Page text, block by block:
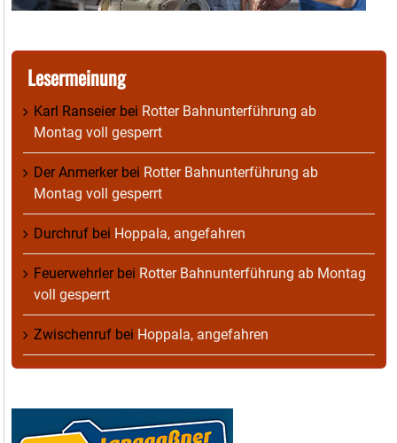
Lesermeinung
Karl Ranseierbei Rotter Bahnunterführung ab
Montag voll gesperrt
Der Anmerkerbei Rotter Bahnunterführung ab
Montag voll gesperrt
Durchruf bei Hoppala, angefahren
Feuerwehrlerbei Rotter Bahnunterführung ab Montag
voll gesperrt
Zwischenruf bei Hoppala, angefahren